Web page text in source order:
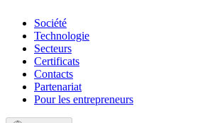
Société
Technologie
Secteurs
Certificats
Contacts
Partenariat
Pour les entrepreneurs